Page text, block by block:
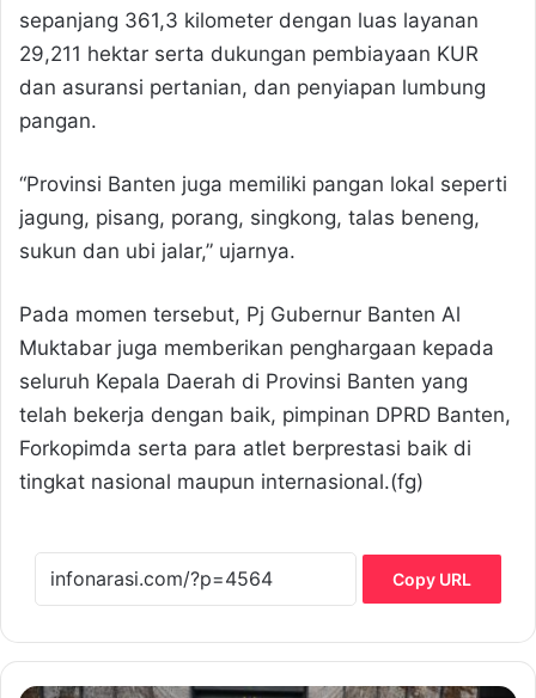
sepanjang 361,3 kilometer dengan luas layanan
29,211 hektar serta dukungan pembiayaan KUR
dan asuransi pertanian, dan penyiapan lumbung
pangan.
“Provinsi Banten juga memiliki pangan lokal seperti
jagung, pisang, porang, singkong, talas beneng,
sukun dan ubi jalar,” ujarnya.
Pada momen tersebut, Pj Gubernur Banten Al
Muktabar juga memberikan penghargaan kepada
seluruh Kepala Daerah di Provinsi Banten yang
telah bekerja dengan baik, pimpinan DPRD Banten,
Forkopimda serta para atlet berprestasi baik di
tingkat nasional maupun internasional.(fg)
Copy URL